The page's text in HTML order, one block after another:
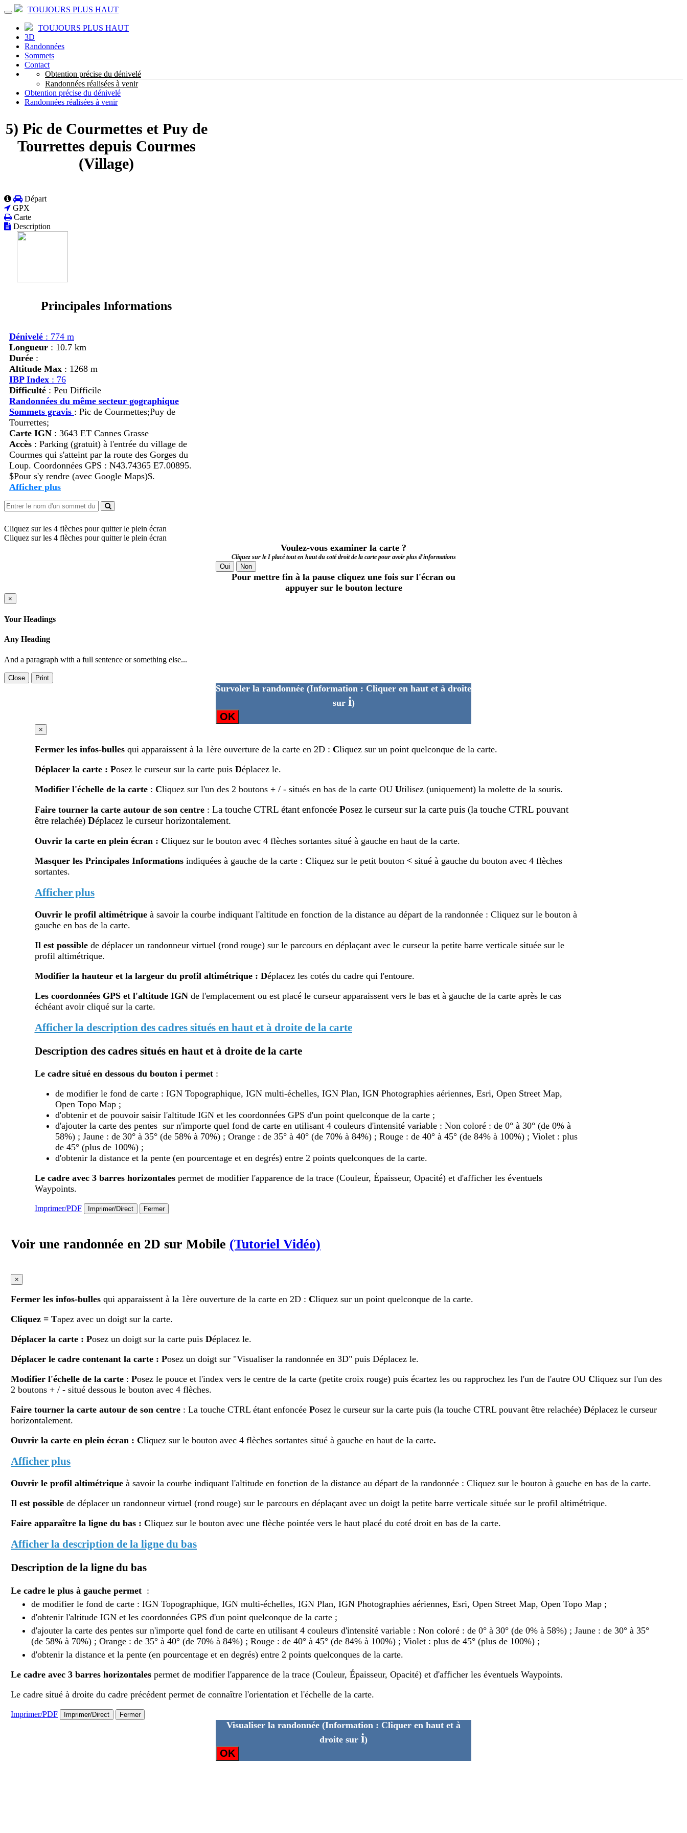
TOUJOURS PLUS HAUT
TOUJOURS PLUS HAUT
3D
Randonnées
Sommets
Contact
Obtention précise du dénivelé
Randonnées réalisées à venir
Obtention précise du dénivelé
Randonnées réalisées à venir
5) Pic de Courmettes et Puy de
Tourrettes depuis Courmes
(Village)
Départ
GPX
Carte
Description
Principales Informations
Dénivelé : 774 m
Longueur : 10.7 km
Durée :
Altitude Max : 1268 m
IBP Index : 76
Difficulté : Peu Difficile
Randonnées du même secteur gographique
Sommets gravis : Pic de Courmettes;Puy de
Tourrettes;
Carte IGN : 3643 ET Cannes Grasse
Accès : Parking (gratuit) à l'entrée du village de
Courmes qui s'atteint par la route des Gorges du
Loup. Coordonnées GPS : N43.74365 E7.00895.
$Pour s'y rendre (avec Google Maps)$.
Afficher plus
Cliquez sur les 4 flèches pour quitter le plein écran
Cliquez sur les 4 flèches pour quitter le plein écran
Voulez-vous examiner la carte ?
Cliquez sur le I placé tout en haut du coté droit de la carte pour avoir plus d'informations
Oui Non
Pour mettre fin à la pause cliquez une fois sur l'écran ou
appuyer sur le bouton lecture
×
Your Headings
Any Heading
And a paragraph with a full sentence or something else...
Close Print
Survoler la randonnée (Information : Cliquer en haut et à droite
sur i)
OK
×
Fermer les infos-bulles qui apparaissent à la 1ère ouverture de la carte en 2D : Cliquez sur un point quelconque de la carte.
Déplacer la carte: Posez le curseur sur la carte puis Déplacez le.
Modifier l'échelle de la carte : Cliquez sur l'un des 2 boutons + / - situés en bas de la carte OU Utilisez (uniquement) la molette de la souris.
Faire tourner la carte autour de son centre : La touche CTRL étant enfoncée Posez le curseur sur la carte puis (la touche CTRL pouvant
être relachée) Déplacez le curseur horizontalement.
Ouvrir la carte en plein écran : Cliquez sur le bouton avec 4 flèches sortantes situé à gauche en haut de la carte.
Masquer les Principales Informations indiquées à gauche de la carte : Cliquez sur le petit bouton <situé à gauche du bouton avec 4 flèches
sortantes.
Afficher plus
Ouvrir le profil altimétriqueà savoir la courbe indiquant l'altitude en fonction de la distance au départ de la randonnée : Cliquez sur le bouton à
gauche en bas de la carte.
Il est possiblede déplacer un randonneur virtuel (rond rouge) sur le parcours en déplaçant avec le curseur la petite barre verticale située sur le
profil altimétrique.
Modifier la hauteur et la largeur du profil altimétrique : Déplacez les cotés du cadre qui l'entoure.
Les coordonnées GPS et l'altitude IGNde l'emplacement ou est placé le curseur apparaissent vers le bas et à gauche de la carte après le cas
échéant avoir cliqué sur la carte.
Afficher la description des cadres situés en haut et à droite de la carte
Description des cadres situés en haut et à droite de la carte
Le cadre situé en dessous du bouton i permet :
de modifier le fond de carte : IGN Topographique, IGN multi-échelles, IGN Plan, IGN Photographies aériennes, Esri, Open Street Map,
Open Topo Map ;
d'obtenir et de pouvoir saisir l'altitude IGN et les coordonnées GPS d'un point quelconque de la carte ;
d'ajouter la carte des pentes sur n'importe quel fond de carte en utilisant 4 couleurs d'intensité variable : Non coloré : de 0° à 30° (de 0% à
58%) ; Jaune : de 30° à 35° (de 58% à 70%) ; Orange : de 35° à 40° (de 70% à 84%) ; Rouge : de 40° à 45° (de 84% à 100%) ; Violet : plus
de 45° (plus de 100%) ;
d'obtenir la distance et la pente (en pourcentage et en degrés) entre 2 points quelconques de la carte.
Le cadre avec 3 barres horizontalespermet de modifier l'apparence de la trace (Couleur, Épaisseur, Opacité) et d'afficher les éventuels
Waypoints.
Imprimer/PDF Imprimer/Direct Fermer
Voir une randonnée en 2D sur Mobile (Tutoriel Vidéo)
×
Fermer les infos-bullesqui apparaissent à la 1ère ouverture de la carte en 2D :Cliquez sur un point quelconque de la carte.
Cliquez= Tapez avec un doigt sur la carte.
Déplacer la carte : Posez un doigt sur la carte puisDéplacez le.
Déplacer le cadre contenant la carte :Posez un doigt sur "Visualiser la randonnée en 3D" puis Déplacez le.
Modifier l'échelle de la carte :Posez le pouce et l'index vers le centre de la carte (petite croix rouge) puis écartez les ou rapprochez les l'un de l'autre OUCliquez sur l'un des
2 boutons + / - situé dessous le bouton avec 4 flèches.
Faire tourner la carte autour de son centre : La touche CTRL étant enfoncéePosez le curseur sur la carte puis (la touche CTRL pouvant être relachée)Déplacez le curseur
horizontalement.
Ouvrir la carte en plein écran :Cliquez sur le bouton avec 4 flèches sortantes situé à gauche en haut de la carte.
Afficher plus
Ouvrir le profil altimétrique à savoir la courbe indiquant l'altitude en fonction de la distance au départ de la randonnée : Cliquez sur le bouton à gauche en bas de la carte.
Il est possible de déplacer un randonneur virtuel (rond rouge) sur le parcours en déplaçant avec un doigt la petite barre verticale située sur le profil altimétrique.
Faire apparaître la ligne du bas : Cliquez sur le bouton avec une flèche pointée vers le haut placé du coté droit en bas de la carte.
Afficher la description de la ligne du bas
Description de la ligne du bas
Le cadre le plus à gauche permet :
de modifier le fond de carte : IGN Topographique, IGN multi-échelles, IGN Plan, IGN Photographies aériennes, Esri, Open Street Map, Open Topo Map ;
d'obtenir l'altitude IGN et les coordonnées GPS d'un point quelconque de la carte ;
d'ajouter la carte des pentes sur n'importe quel fond de carte en utilisant 4 couleurs d'intensité variable : Non coloré : de 0° à 30° (de 0% à 58%) ; Jaune : de 30° à 35°
(de 58% à 70%) ; Orange : de 35° à 40° (de 70% à 84%) ; Rouge : de 40° à 45° (de 84% à 100%) ; Violet : plus de 45° (plus de 100%) ;
d'obtenir la distance et la pente (en pourcentage et en degrés) entre 2 points quelconques de la carte.
Le cadre avec 3 barres horizontales permet de modifier l'apparence de la trace (Couleur, Épaisseur, Opacité) et d'afficher les éventuels Waypoints.
Le cadre situé à droite du cadre précédent permet de connaître l'orientation et l'échelle de la carte.
Imprimer/PDF Imprimer/Direct Fermer
Visualiser la randonnée (Information : Cliquer en haut et à
droite sur i)
OK